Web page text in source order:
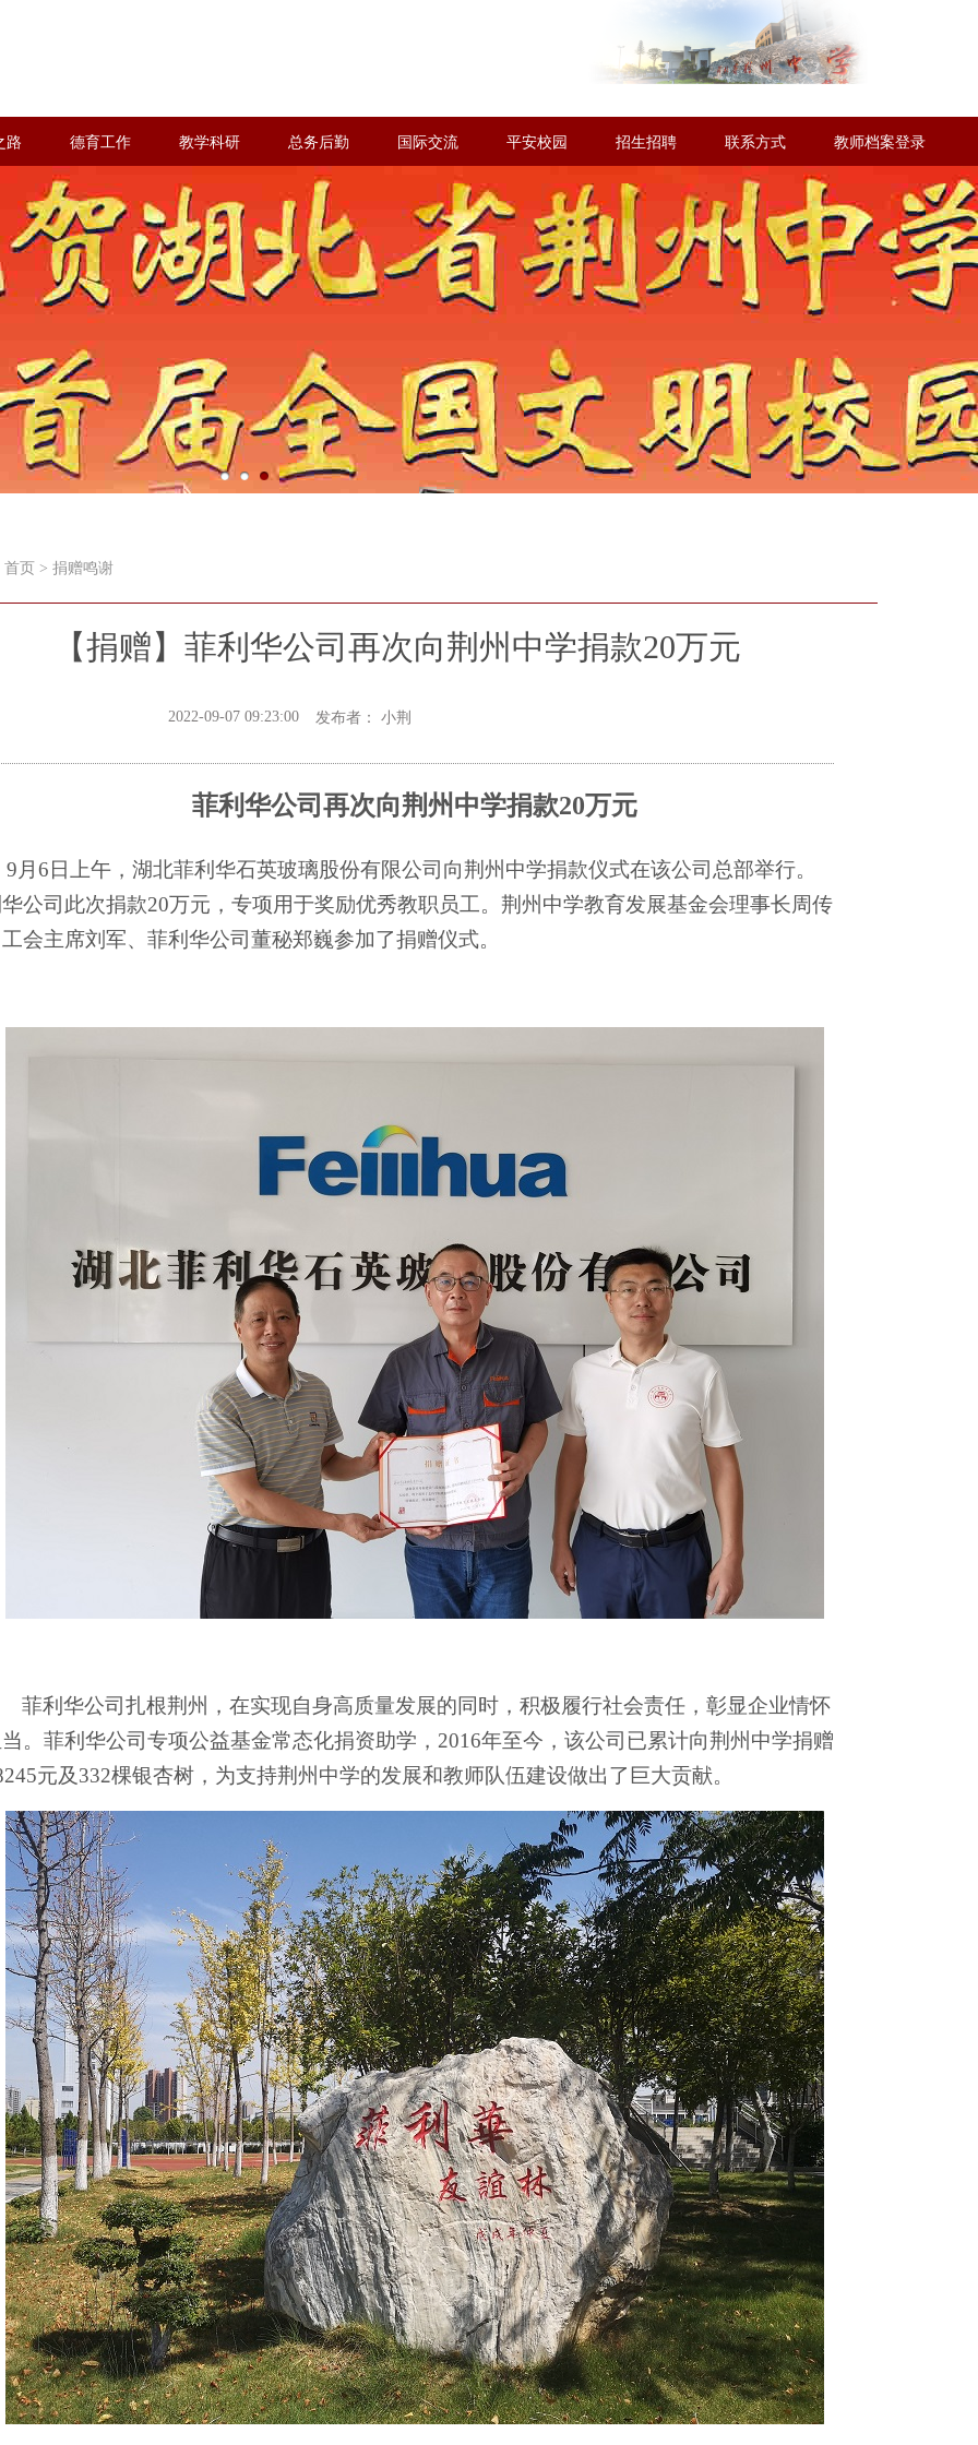
路 德育工作 教学科研 总务后勤 国际交流 平安校园 招生招聘 联系方式 教师档案登录
首页 > 捐赠鸣谢
【捐赠】菲利华公司再次向荆州中学捐款20万元
2022-09-07 09:23:00 发布者： 小荆
菲利华公司再次向荆州中学捐款20万元
9月6日上午，湖北菲利华石英玻璃股份有限公司向荆州中学捐款仪式在该公司总部举行。
公司此次捐款20万元，专项用于奖励优秀教职员工。荆州中学教育发展基金会理事长周传
会主席刘军、菲利华公司董秘郑巍参加了捐赠仪式。
菲利华公司扎根荆州，在实现自身高质量发展的同时，积极履行社会责任，彰显企业情怀
。菲利华公司专项公益基金常态化捐资助学， 2016年至今， 该公司已累计向荆州中学捐赠
元及332棵银杏树，为支持荆州中学的发展和教师队伍建设做出了巨大贡献。